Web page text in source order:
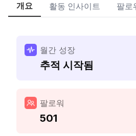
개요 활동 인사이트 팔로
월간 성장
추적 시작됨
팔로워
501